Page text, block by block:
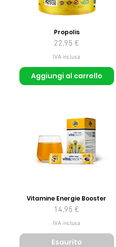
Propolis
Prezzo
22,95 €
IVA inclusa
Aggiungi al carrello
Vitamine Energie Booster
Prezzo
14,95 €
IVA inclusa
Esaurito